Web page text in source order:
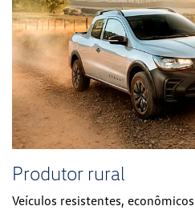
Produtor rural
Veículos resistentes,